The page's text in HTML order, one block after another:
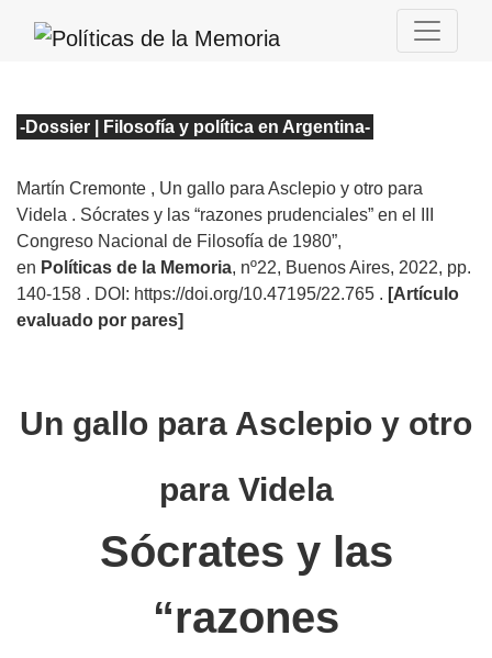
-Dossier | Filosofía y política en Argentina-
Martín Cremonte , Un gallo para Asclepio y otro para
Videla . Sócrates y las “razones prudenciales” en el III
Congreso Nacional de Filosofía de 1980”,
en Políticas de la Memoria, nº22, Buenos Aires, 2022, pp.
140-158 . DOI: https://doi.org/10.47195/22.765 . [Artículo
evaluado por pares]
Un gallo para Asclepio y otro
para Videla
Sócrates y las
“razones